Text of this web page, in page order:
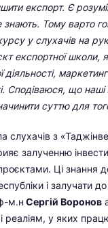
експорт. Є
знають. Тому варто
у слухачів на
експортної школи,
діяльності,
Сподіваюся, що
суттю для
слухачів з
залученню
Ці знання
і залучати
м.н Сергій Воронов
реаліям, у яких